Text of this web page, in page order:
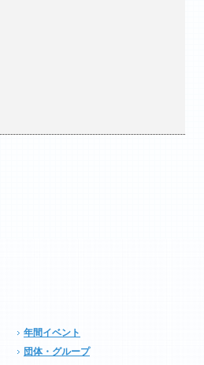
年間イベント
団体・グループ